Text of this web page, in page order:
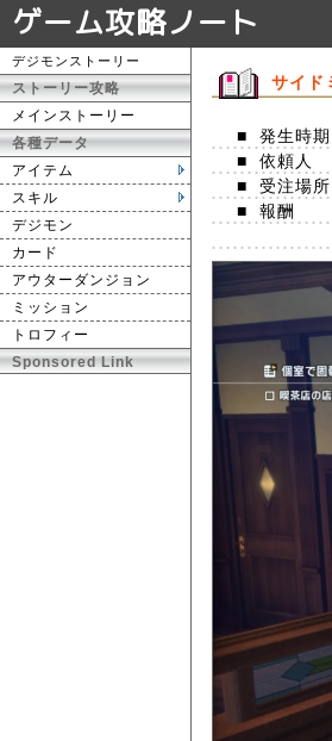
ゲーム攻略ノート
デジモンストーリー
ストーリー攻略
メインストーリー
各種データ
アイテム
スキル
デジモン
カード
アウターダンジョン
ミッション
トロフィー
Sponsored Link
サイド
■ 発生時
■
依頼人
■
受注場所
■
報酬